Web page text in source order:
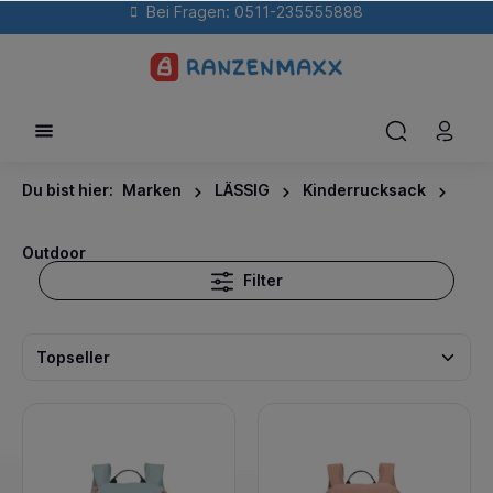
Bei Fragen: 0511-235555888
Du bist hier: Marken LÄSSIG Kinderrucksack
Outdoor
Filter